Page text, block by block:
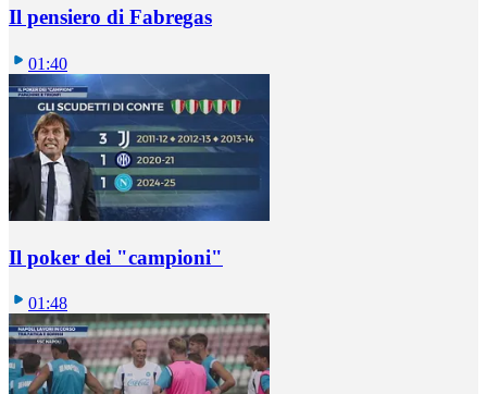
Il pensiero di Fabregas
01:40
Il poker dei "campioni"
01:48